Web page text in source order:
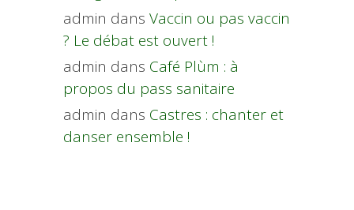
admin dans Vaccin ou pas vaccin
? Le débat est ouvert !
admin dans Café Plùm : à
propos du pass sanitaire
admin dans Castres : chanter et
danser ensemble !